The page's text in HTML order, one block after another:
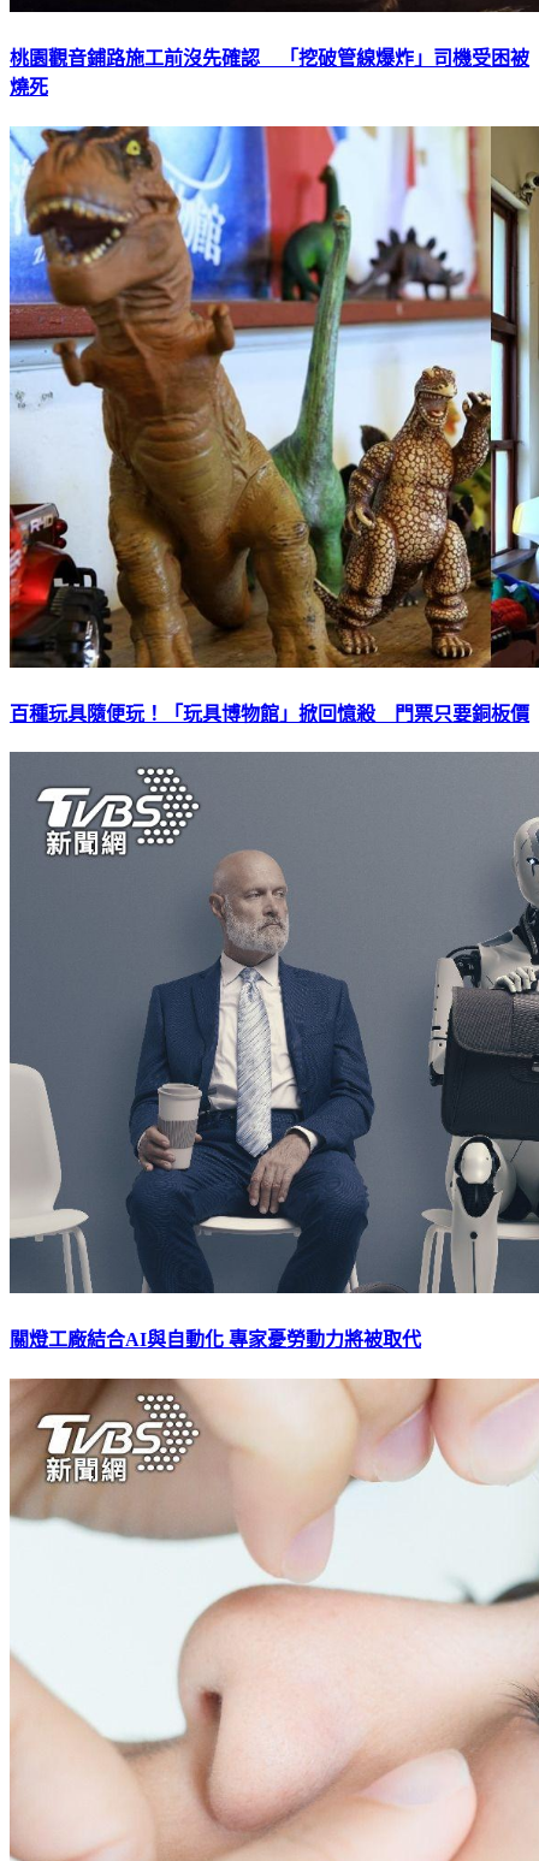
桃園觀音鋪路施工前沒先確認 「挖破管線爆炸」司機受困被